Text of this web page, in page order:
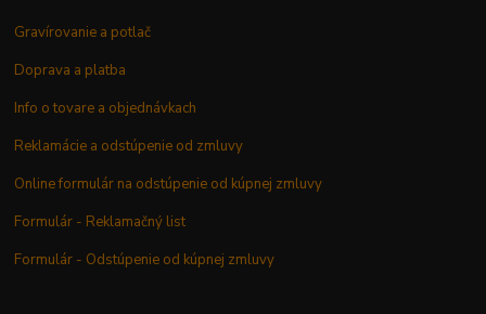
Gravírovanie a potlač
Doprava a platba
Info o tovare a objednávkach
Reklamácie a odstúpenie od zmluvy
Online formulár na odstúpenie od kúpnej zmluvy
Formulár - Reklamačný list
Formulár - Odstúpenie od kúpnej zmluvy